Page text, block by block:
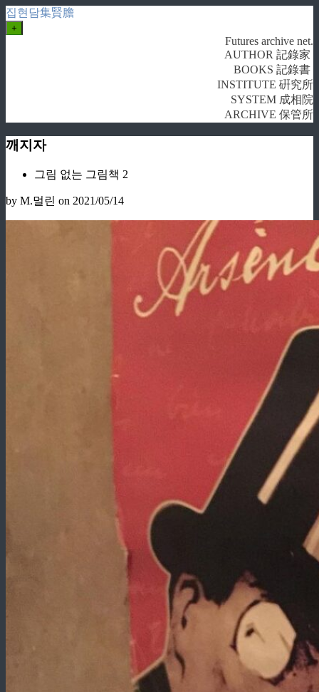
집현담集賢膽
+
Futures archive net.
AUTHOR 記錄家
BOOKS 記錄書
INSTITUTE 硏究所
SYSTEM 成相院
ARCHIVE 保管所
깨지자
그림 없는 그림책 2
by M.멀린 on 2021/05/14